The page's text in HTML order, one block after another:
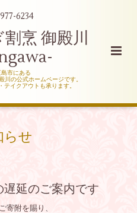
6234
烹 御殿川
市にある
川の公式ホームページです。
イクアウトも承ります。
らせ
延のご案内です
寄附を賜り、